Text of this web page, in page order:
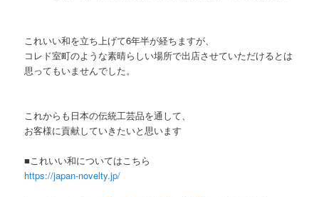
これいい和を立ち上げて6年半が経ちますが、
コレド室町のような素晴らしい場所で出店させていただけるとは
思ってもいませんでした。
これからも日本の伝統工芸品を通して、
お客様に貢献していきたいと思います
■これいい和についてはこちら
https://japan-novelty.jp/